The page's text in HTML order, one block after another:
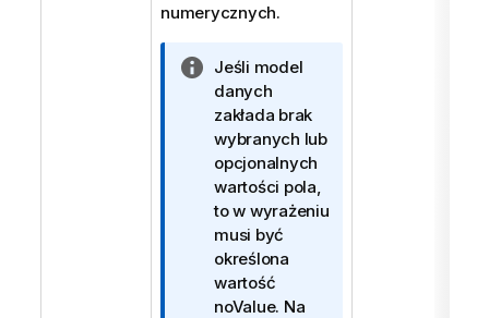
numerycznych.
I
n
f
o
r
m
a
c
j
a
Jeśli model
danych
zakłada brak
wybranych lub
opcjonalnych
wartości pola,
to w wyrażeniu
musi być
określona
wartość
noValue. Na